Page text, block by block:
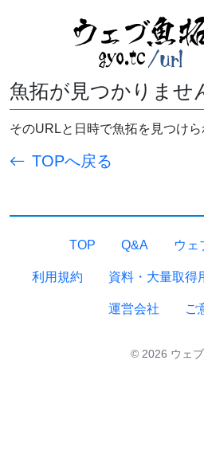
魚拓が見つかりませ
そのURLと日時で魚拓を見つけら
TOPへ戻る
TOP Q&A ウェ
利用規約 資料・大量取得
運営会社 ご
© 2026 ウェ